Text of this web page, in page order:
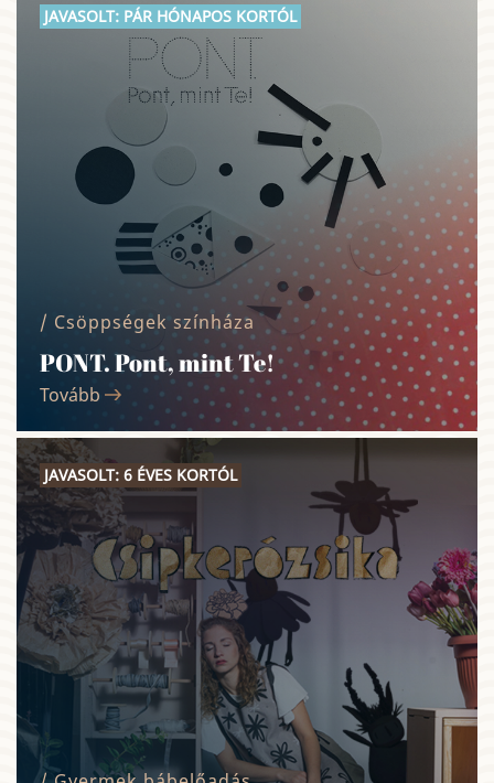
JAVASOLT: PÁR HÓNAPOS KORTÓL
/ Csöppségek színháza
PONT. Pont, mint Te!
Tovább
JAVASOLT: 6 ÉVES KORTÓL